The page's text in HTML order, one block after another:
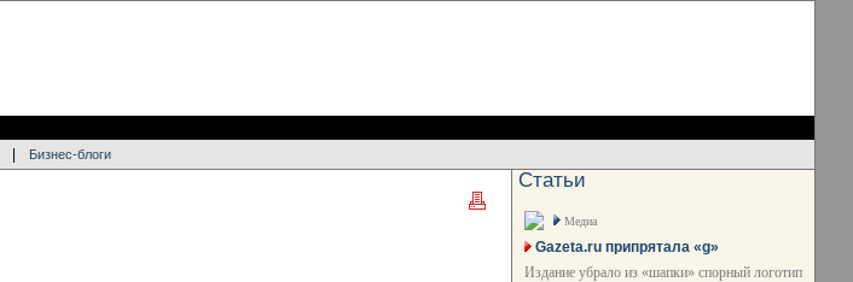
Бизнес-блоги
Статьи
Медиа
Gazeta.ru припрятала «g»
Издание убрало из «шапки» спорный логотип